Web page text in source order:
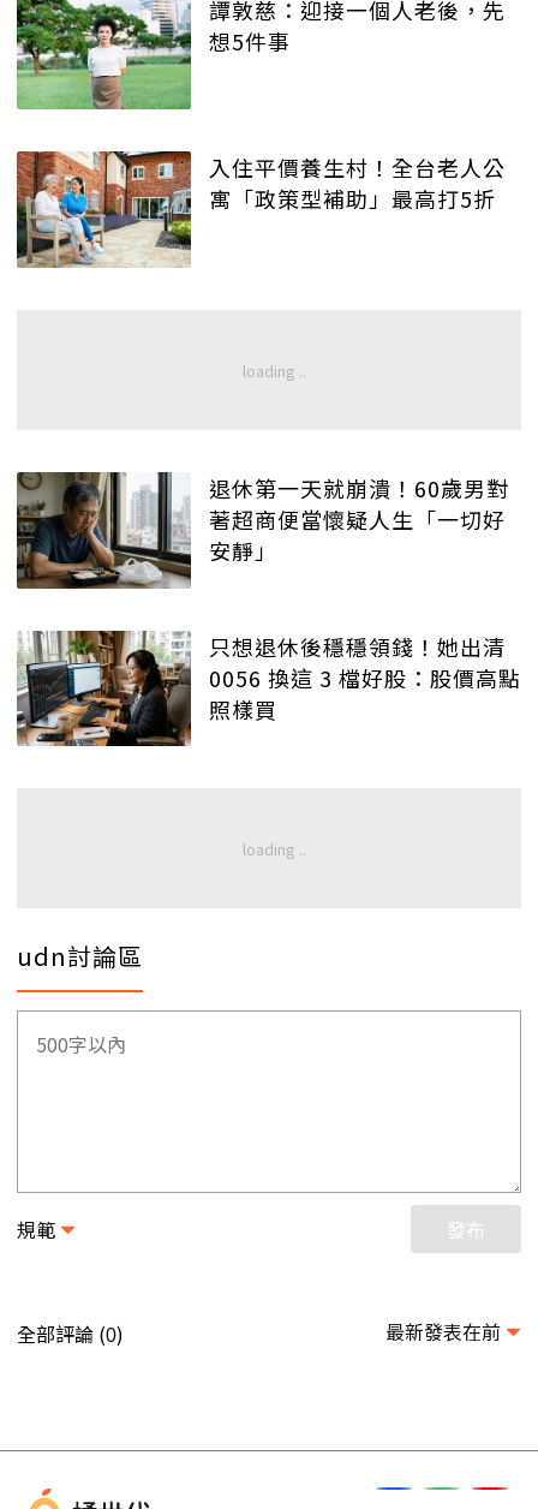
譚敦慈：迎接一個人老後，先
想5件事
入住平價養生村！全台老人公
寓「政策型補助」最高打5折
退休第一天就崩潰！60歲男對
著超商便當懷疑人生「一切好
安靜」
只想退休後穩穩領錢！她出清
0056 換這 3 檔好股：股價高點
照樣買
udn討論區
規範 發布
全部評論 (0) 最新發表在前